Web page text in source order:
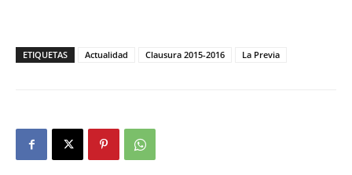
ETIQUETAS Actualidad Clausura 2015-2016 La Previa